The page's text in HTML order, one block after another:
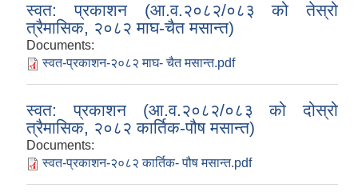
स्वत: प्रकाशन (आ.व.२०८२/०८३ को तेस्रो
त्रैमासिक, २०८२ माघ-चैत मसान्त)
Documents:
स्वत-प्रकाशन-२०८२ माघ- चैत मसान्त.pdf
स्वत: प्रकाशन (आ.व.२०८२/०८३ को दोस्रो
त्रैमासिक, २०८२ कार्तिक-पौष मसान्त)
Documents:
स्वत-प्रकाशन-२०८२ कार्तिक- पौष मसान्त.pdf